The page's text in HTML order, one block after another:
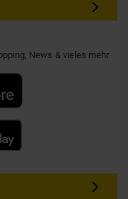
News & vieles mehr